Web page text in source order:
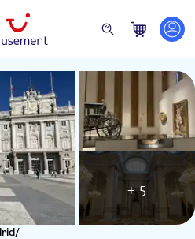
/
+ 5